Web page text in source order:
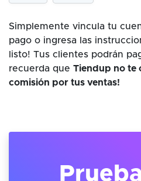
Simplemente vincula tu
pago o ingresa las
listo! Tus clientes podrán
recuerda que Tiendup no te
comisión por tus ventas!